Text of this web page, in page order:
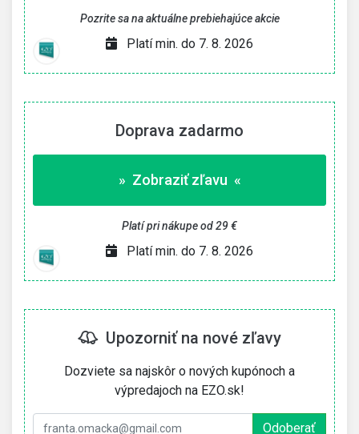
Pozrite sa na aktuálne prebiehajúce akcie
Platí min. do 7. 8. 2026
Doprava zadarmo
» Zobraziť zľavu «
Platí pri nákupe od 29 €
Platí min. do 7. 8. 2026
Upozorniť na nové zľavy
Dozviete sa najskôr o nových kupónoch a
výpredajoch na EZO.sk!